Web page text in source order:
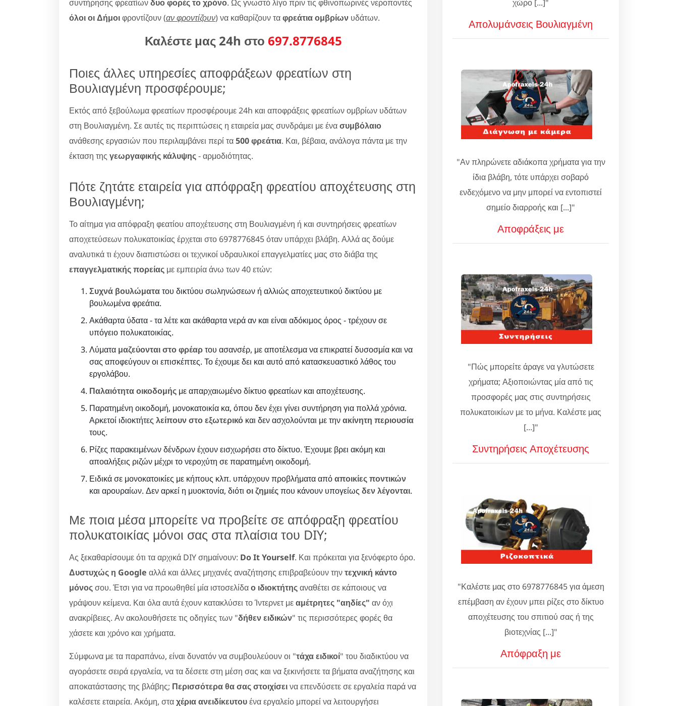
συντήρησης φρεατίωνδυο φορές το χρόνο. Ως γνωστό λίγο πριν τις φθινοπωρινές νεροποντές
όλοι οι Δήμοιφροντίζουν (αν φροντίζουν) να καθαρίζουν ταφρεάτια ομβρίων υδάτων.
Καλέστε μας 24h στο 697.8776845
Ποιες άλλες υπηρεσίες αποφράξεων φρεατίων στη
Βουλιαγμένη προσφέρουμε;
Εκτός από ξεβούλωμα φρεατίων προσφέρουμε 24h και αποφράξεις φρεατίων ομβρίων υδάτων
στη Βουλιαγμένη. Σε αυτές τις περιπτώσεις η εταιρεία μας συνδράμει με ένασυμβόλαιο
ανάθεσης εργασιών που περιλαμβάνει περί τα500 φρεάτια. Και, βέβαια, ανάλογα πάντα με την
έκταση της γεωργαφικής κάλυψης- αρμοδιότητας.
Πότε ζητάτε εταιρεία για απόφραξη φρεατίου αποχέτευσης στη
Βουλιαγμένη;
Το αίτημα για απόφραξη φεατίου αποχέτευσης στη Βουλιαγμένη ή και συντηρήσεις φρεατίων
αποχετεύσεων πολυκατοικίας έρχεται στο 6978776845 όταν υπάρχει βλάβη. Αλλά ας δούμε
αναλυτικά τι έχουν διαπιστώσει οι τεχνικοί υδραυλικοί επαγγελματίες μας στο διάβα της
επαγγελματικής πορείας με εμπειρία άνω των 40 ετών:
Συχνά βουλώματατου δικτύου σωληνώσεων ή αλλιώς αποχετευτικού δικτύου με
βουλωμένα φρεάτια.
Ακάθαρτα ύδατα - τα λέτε και ακάθαρτα νερά αν και είναι αδόκιμος όρος - τρέχουν σε
υπόγειο πολυκατοικίας.
Λύματα μαζεύονται στο φρέαρτου ασανσέρ, με αποτέλεσμα να επικρατεί δυσοσμία και να
σας αποφεύγουν οι επισκέπτες. Το έχουμε δει και αυτό από κατασκευαστικό λάθος του
εργολάβου.
Παλαιότητα οικοδομής με απαρχαιωμένο δίκτυο φρεατίων και αποχέτευσης.
Παρατημένη οικοδομή, μονοκατοικία κα, όπου δεν έχει γίνει συντήρηση για πολλά χρόνια.
Αρκετοί ιδιοκτήτες λείπουν στο εξωτερικό και δεν ασχολούνται με τηνακίνητη περιουσία
τους.
Ρίζες παρακειμένων δένδρων έχουν εισχωρήσει στο δίκτυο. Έχουμε βρει ακόμη και
αποαλήξεις ριζών μέχρι το νεροχύτη σε παρατημένη οικοδομή.
Ειδικά σε μονοκατοικίες με κήπους κλπ. υπάρχουν προβλήματα απόαποικίες ποντικών
και αρουραίων. Δεν αρκεί η μυοκτονία, διότι οι ζημιέςπου κάνουν υπογείως δεν λέγονται.
Με ποια μέσα μπορείτε να προβείτε σε απόφραξη φρεατίου
πολυκατοικίας μόνοι σας στα πλαίσια του DIY;
Ας ξεκαθαρίσουμε ότι τα αρχικά DIY σημαίνουν: Do It Yourself. Και πρόκειται για ξενόφερτο όρο.
Δυστυχώς η Google αλλά και άλλες μηχανές αναζήτησης επιβραβεύουν τηντεχνική κάντο
μόνοςσου. Έτσι για να προωθηθεί μία ιστοσελίδαο ιδιοκτήτηςαναθέτει σε κάποιους να
γράψουν κείμενα. Και όλα αυτά έχουν κατακλύσει το Ίντερνετ μεαμέτρητες "αηδίες" αν όχι
ανακρίβειες. Αν ακολουθήσετε τις οδηγίες των "δήθεν ειδικών" τις περισσότερες φορές θα
χάσετε και χρόνο και χρήματα.
Σύμφωνα με τα παραπάνω, είναι δυνατόν να συμβουλεύουν οι "τάχα ειδικοί" του διαδικτύου να
αγοράσετε σειρά εργαλεία, να τα δέσετε στη μέση σας και να ξεκινήσετε τα βήματα αναζήτησης και
αποκατάστασης της βλάβης; Περισσότερα θα σας στοιχίσεινα επενδύσετε σε εργαλεία παρά να
καλέσετε εταιρεία. Ακόμη, σταχέρια ανειδίκευτουένα εργαλείο μπορεί να λειτουργήσει
χώρο [...]"
Απολυμάνσεις Βουλιαγμένη
"Αν πληρώνετε αδιάκοπα χρήματα για την
ίδια βλάβη, τότε υπάρχει σοβαρό
ενδεχόμενο να μην μπορεί να εντοπιστεί
σημείο διαρροής και [...]"
Αποφράξεις με
"Πώς μπορείτε άραγε να γλυτώσετε
χρήματα; Αξιοποιώντας μία από τις
προσφορές μας στις συντηρήσεις
πολυκατοικίων με το μήνα. Καλέστε μας
[...]"
Συντηρήσεις Αποχέτευσης
"Καλέστε μας στο 6978776845 για άμεση
επέμβαση αν έχουν μπει ρίζες στο δίκτυο
αποχέτευσης του σπιτιού σας ή της
βιοτεχνίας [...]"
Απόφραξη με